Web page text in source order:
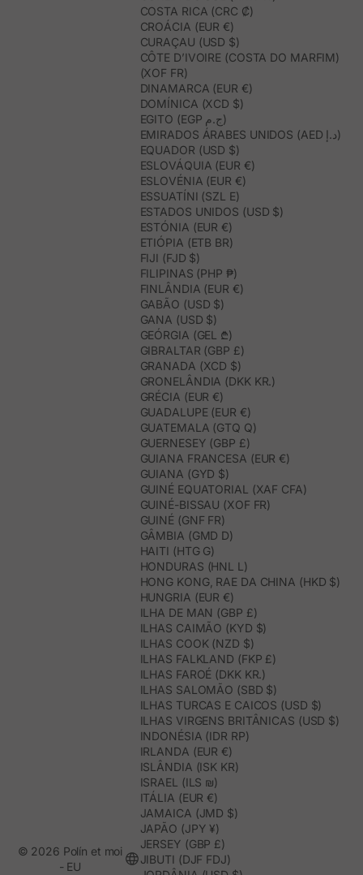
COSTA RICA (CRC ₡)
CROÁCIA (EUR €)
CURAÇAU (USD $)
CÔTE D’IVOIRE (COSTA DO MARFIM)
(XOF FR)
DINAMARCA (EUR €)
DOMÍNICA (XCD $)
EGITO (EGP ج.م)
EMIRADOS ÁRABES UNIDOS (AED د.إ)
EQUADOR (USD $)
ESLOVÁQUIA (EUR €)
ESLOVÉNIA (EUR €)
ESSUATÍNI (SZL E)
ESTADOS UNIDOS (USD $)
ESTÓNIA (EUR €)
ETIÓPIA (ETB BR)
FIJI (FJD $)
FILIPINAS (PHP ₱)
FINLÂNDIA (EUR €)
GABÃO (USD $)
GANA (USD $)
GEÓRGIA (GEL ₾)
GIBRALTAR (GBP £)
GRANADA (XCD $)
GRONELÂNDIA (DKK KR.)
GRÉCIA (EUR €)
GUADALUPE (EUR €)
GUATEMALA (GTQ Q)
GUERNESEY (GBP £)
GUIANA FRANCESA (EUR €)
GUIANA (GYD $)
GUINÉ EQUATORIAL (XAF CFA)
GUINÉ-BISSAU (XOF FR)
GUINÉ (GNF FR)
GÂMBIA (GMD D)
HAITI (HTG G)
HONDURAS (HNL L)
HONG KONG, RAE DA CHINA (HKD $)
HUNGRIA (EUR €)
ILHA DE MAN (GBP £)
ILHAS CAIMÃO (KYD $)
ILHAS COOK (NZD $)
ILHAS FALKLAND (FKP £)
ILHAS FAROÉ (DKK KR.)
ILHAS SALOMÃO (SBD $)
ILHAS TURCAS E CAICOS (USD $)
ILHAS VIRGENS BRITÂNICAS (USD $)
INDONÉSIA (IDR RP)
IRLANDA (EUR €)
ISLÂNDIA (ISK KR)
ISRAEL (ILS ₪)
ITÁLIA (EUR €)
JAMAICA (JMD $)
JAPÃO (JPY ¥)
JERSEY (GBP £)
JIBUTI (DJF FDJ)
© 2026 Polín et moi
- EU